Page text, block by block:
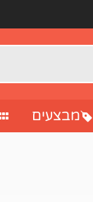
מבצעים